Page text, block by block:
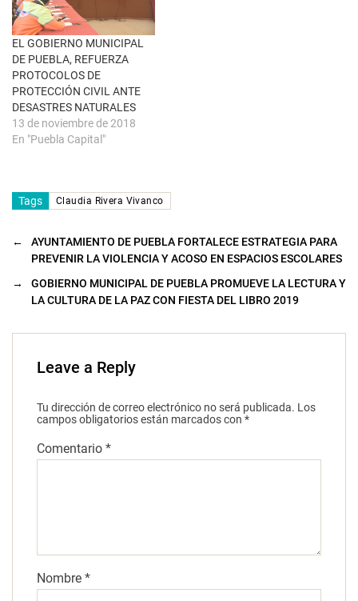
a
u
e
v
a
)
EL GOBIERNO MUNICIPAL
DE PUEBLA, REFUERZA
PROTOCOLOS DE
PROTECCIÓN CIVIL ANTE
DESASTRES NATURALES
13 de noviembre de 2018
En "Puebla Capital"
Tags Claudia Rivera Vivanco
←
AYUNTAMIENTO DE PUEBLA FORTALECE ESTRATEGIA PARA
PREVENIR LA VIOLENCIA Y ACOSO EN ESPACIOS ESCOLARES
→
GOBIERNO MUNICIPAL DE PUEBLA PROMUEVE LA LECTURA Y
LA CULTURA DE LA PAZ CON FIESTA DEL LIBRO 2019
Leave a Reply
Tu dirección de correo electrónico no será publicada. Los
campos obligatorios están marcados con *
Comentario *
Nombre *